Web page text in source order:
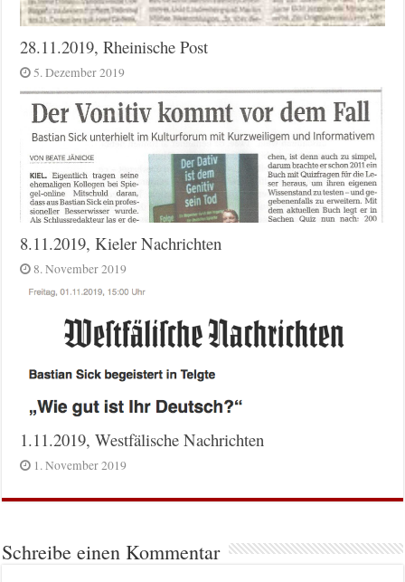
28.11.2019, Rheinische Post
5. Dezember 2019
8.11.2019, Kieler Nachrichten
8. November 2019
1.11.2019, Westfälische Nachrichten
1. November 2019
Schreibe einen Kommentar